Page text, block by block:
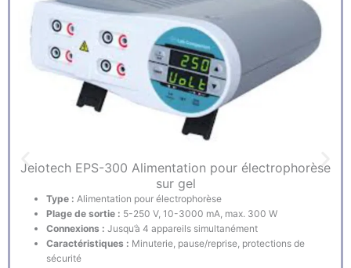
Jeiotech EPS-300 Alimentation pour électrophorèse
sur gel
Type : Alimentation pour électrophorèse
Plage de sortie : 5-250 V, 10-3000 mA, max. 300 W
Connexions : Jusqu’à 4 appareils simultanément
Caractéristiques : Minuterie, pause/reprise, protections de
sécurité